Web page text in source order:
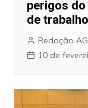
perigos
de trabalho
Redação
10 de